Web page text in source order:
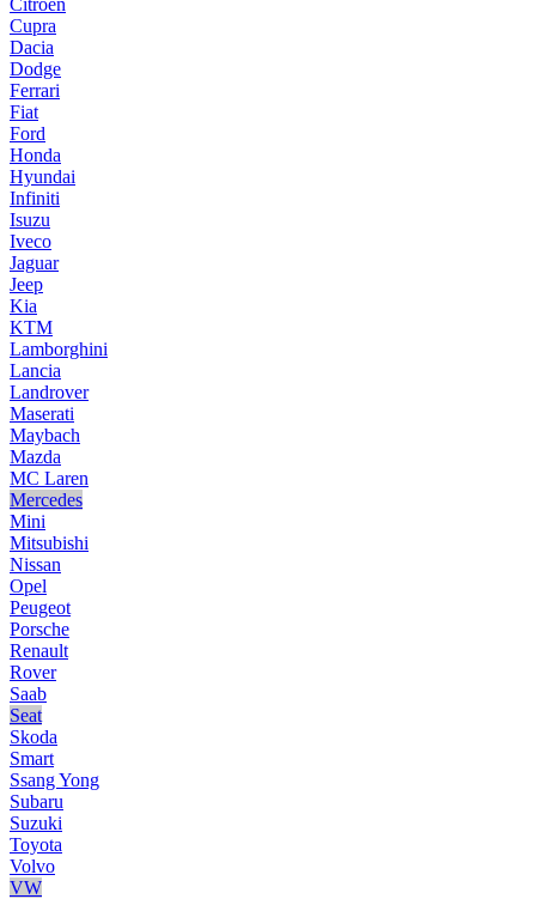
Cupra
Dacia
Dodge
Ferrari
Fiat
Ford
Honda
Hyundai
Infiniti
Isuzu
Iveco
Jaguar
Jeep
Kia
KTM
Lamborghini
Lancia
Landrover
Maserati
Maybach
Mazda
MC Laren
Mercedes
Mini
Mitsubishi
Nissan
Opel
Peugeot
Porsche
Renault
Rover
Saab
Seat
Skoda
Smart
Ssang Yong
Subaru
Suzuki
Toyota
Volvo
VW